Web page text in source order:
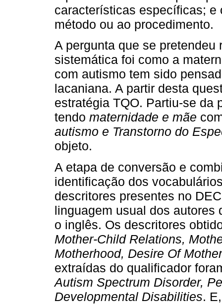
características específicas; e
método ou ao procedimento.
A pergunta que se
sistemática foi como a
com autismo tem sido
lacaniana. A partir desta
estratégia TQO. Partiu-se da
tendo maternidade e mãe
autismo e Transtorno do
objeto.
A etapa de conversão e
identificação dos
descritores presentes no
linguagem usual dos autores
o inglês. Os descritores
Mother-Child Relations,
Motherhood, Desire Of
extraídas do qualificador
Autism Spectrum Disorder,
Developmental Disabilities.